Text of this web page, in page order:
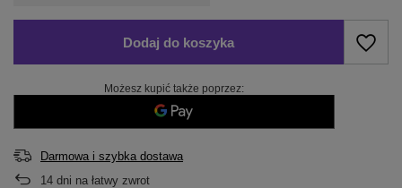
Dodaj do koszyka
Możesz kupić także poprzez:
Darmowa i szybka dostawa
14 dni na łatwy zwrot